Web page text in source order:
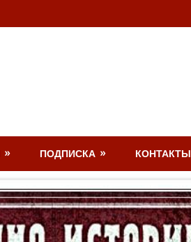
ПОДПИСКА КОНТАКТЫ